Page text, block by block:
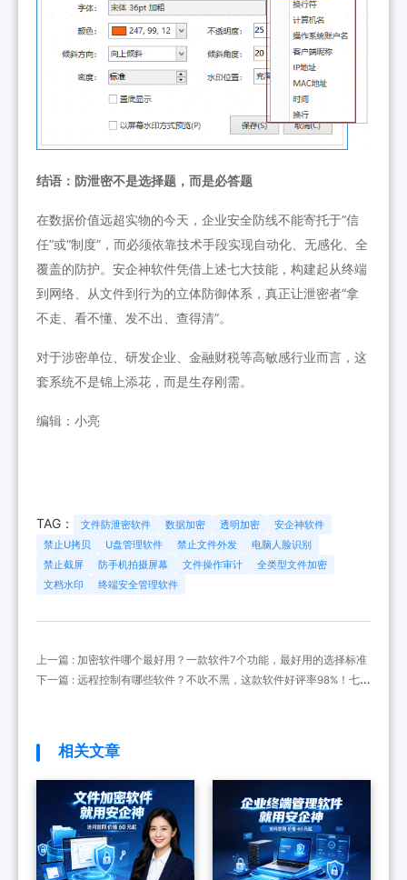
结语：防泄密不是选择题，而是必答题
在数据价值远超实物的今天，企业安全防线不能寄托于“信
任”或“制度”，而必须依靠技术手段实现自动化、无感化、全
覆盖的防护。安企神软件凭借上述七大技能，构建起从终端
到网络、从文件到行为的立体防御体系，真正让泄密者“拿
不走、看不懂、发不出、查得清”。
对于涉密单位、研发企业、金融财税等高敏感行业而言，这
套系统不是锦上添花，而是生存刚需。
编辑：小亮
TAG： 文件防泄密软件 数据加密 透明加密
安企神软件
禁止U拷贝
U盘管理软件 禁止文件外发
电脑人脸识别
禁止截屏
防手机拍摄屏幕 文件操作审计
全类型文件加密
文档水印
终端安全管理软件
上一篇 : 加密软件哪个最好用？一款软件7个功能，最好用的选择标准
下一篇 : 远程控制有哪些软件？不吹不黑，这款软件好评率98%！七个
相关文章